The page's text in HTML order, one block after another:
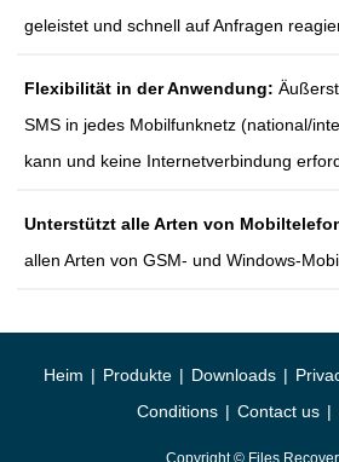
geleistet und schnell auf Anfragen
Flexibilität in der Anwendung:
SMS in jedes Mobilfunknetz (national/
kann und keine Internetverbindung
Unterstützt alle Arten von
allen Arten von GSM- und Windows-
Heim | Produkte | Downloads |
Conditions | Contact us |
Copyright © Files